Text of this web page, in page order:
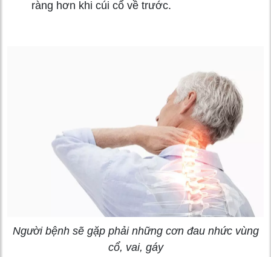
ràng hơn khi cúi cổ về trước.
Người bệnh sẽ gặp phải những cơn đau nhức vùng
cổ, vai, gáy